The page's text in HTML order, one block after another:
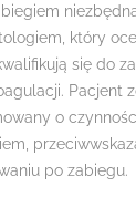
który
się do
Pacjent
o
po zabiegu.